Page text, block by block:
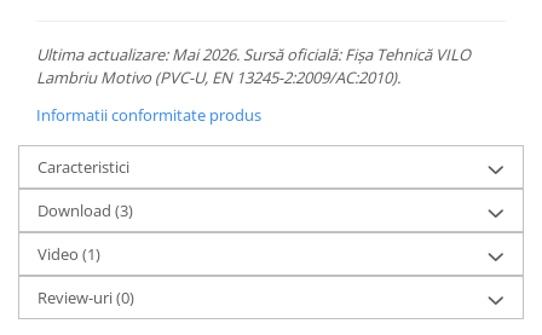
Ultima actualizare: Mai 2026. Sursă oficială: Fișa Tehnică VILO
Lambriu Motivo (PVC-U, EN 13245-2:2009/AC:2010).
Informatii conformitate produs
Caracteristici
Download (3)
Video (1)
Review-uri(0)